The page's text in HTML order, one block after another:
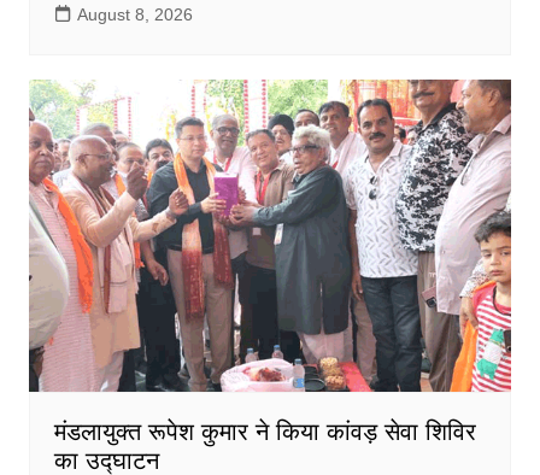
August 8, 2026
मंडलायुक्त रूपेश कुमार ने किया कांवड़ सेवा शिविर
का उद्घाटन